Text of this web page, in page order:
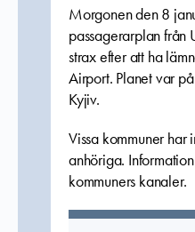
Morgonen den 8
passagerarplan från
strax efter att ha
Airport. Planet var
Kyjiv.
Vissa kommuner har
anhöriga.
kommuners kanaler.